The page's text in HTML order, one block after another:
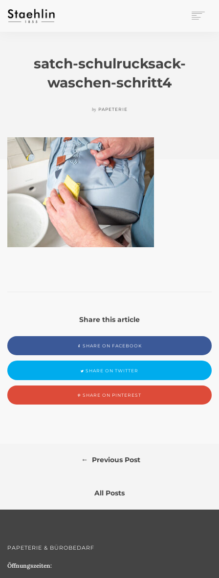
BÜROWELTsatch-schulrucksack-
waschen-schritt4
by PAPETERIE
Share this article
SHARE ON FACEBOOK
SHARE ON TWITTER
SHARE ON PINTEREST
← Previous Post
All Posts
PAPETERIE & BÜROBEDARF
Öffnungszeiten: